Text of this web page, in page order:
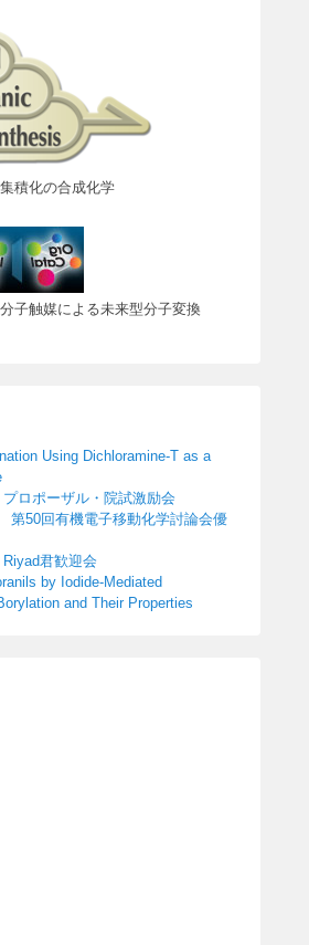
積化の合成化学
子触媒による未来型分子変換
Using Dichloramine-T as a
ロポーザル・院試激励会
第50回有機電子移動化学討論会優
君歓迎会
by Iodide-Mediated
and Their Properties